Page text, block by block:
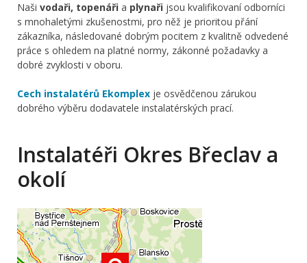
Naši vodaři, topenáři a plynaři jsou kvalifikovaní odborníci
s mnohaletými zkušenostmi, pro něž je prioritou přání
zákazníka, následované dobrým pocitem z kvalitně odvedené
práce s ohledem na platné normy, zákonné požadavky a
dobré zvyklosti v oboru.
Cech instalatérů Ekomplex je osvědčenou zárukou
dobrého výběru dodavatele instalatérských prací.
Instalatéři Okres Břeclav a
okolí